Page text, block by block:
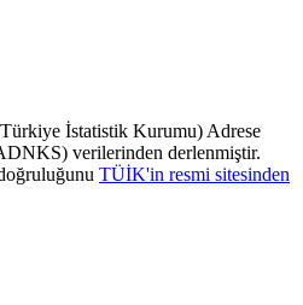
İstatistik Kurumu) Adrese
verilerinden derlenmiştir.
TÜİK'in resmi sitesinden